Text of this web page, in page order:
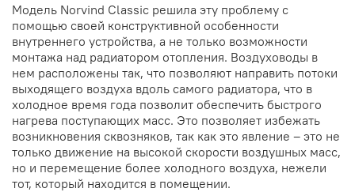
Модель Norvind Classic решила эту проблему с
помощью своей конструктивной особенности
внутреннего устройства, а не только возможности
монтажа над радиатором отопления. Воздуховоды в
нем расположены так, что позволяют направить потоки
выходящего воздуха вдоль самого радиатора, что в
холодное время года позволит обеспечить быстрого
нагрева поступающих масс. Это позволяет избежать
возникновения сквозняков, так как это явление – это не
только движение на высокой скорости воздушных масс,
но и перемещение более холодного воздуха, нежели
тот, который находится в помещении.